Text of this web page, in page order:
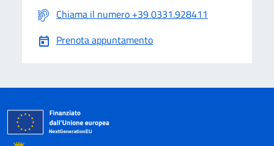
Chiama il numero +39 0331.928411
Prenota appuntamento